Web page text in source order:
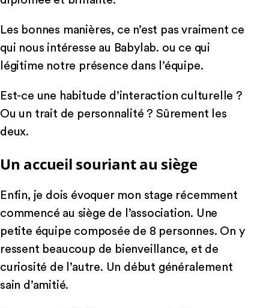
Les bonnes manières, ce n’est pas vraiment ce
qui nous intéresse au Babylab. ou ce qui
légitime notre présence dans l’équipe.
Est-ce une habitude d’interaction culturelle ?
Ou un trait de personnalité ? Sûrement les
deux.
Un accueil souriant au siège
Enfin, je dois évoquer mon stage récemment
commencé au siège de l’association. Une
petite équipe composée de 8 personnes. On y
ressent beaucoup de bienveillance, et de
curiosité de l’autre. Un début généralement
sain d’amitié.